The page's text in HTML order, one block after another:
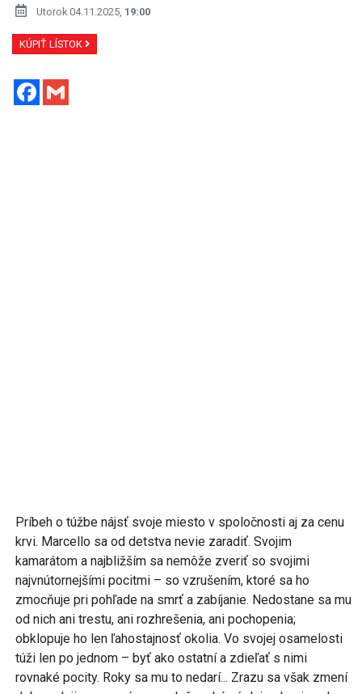
Utorok 04.11.2025, 19:00
KÚPIŤ LÍSTOK
Facebook
Príbeh o túžbe nájsť svoje miesto v spoločnosti aj za cenu
krvi. Marcello sa od detstva nevie zaradiť. Svojim
kamarátom a najbližším sa nemôže zveriť so svojimi
najvnútornejšími pocitmi – so vzrušením, ktoré sa ho
zmocňuje pri pohľade na smrť a zabíjanie. Nedostane sa mu
od nich ani trestu, ani rozhrešenia, ani pochopenia;
obklopuje ho len ľahostajnosť okolia. Vo svojej osamelosti
túži len po jednom – byť ako ostatní a zdieľať s nimi
rovnaké pocity. Roky sa mu to nedarí... Zrazu sa však zmení